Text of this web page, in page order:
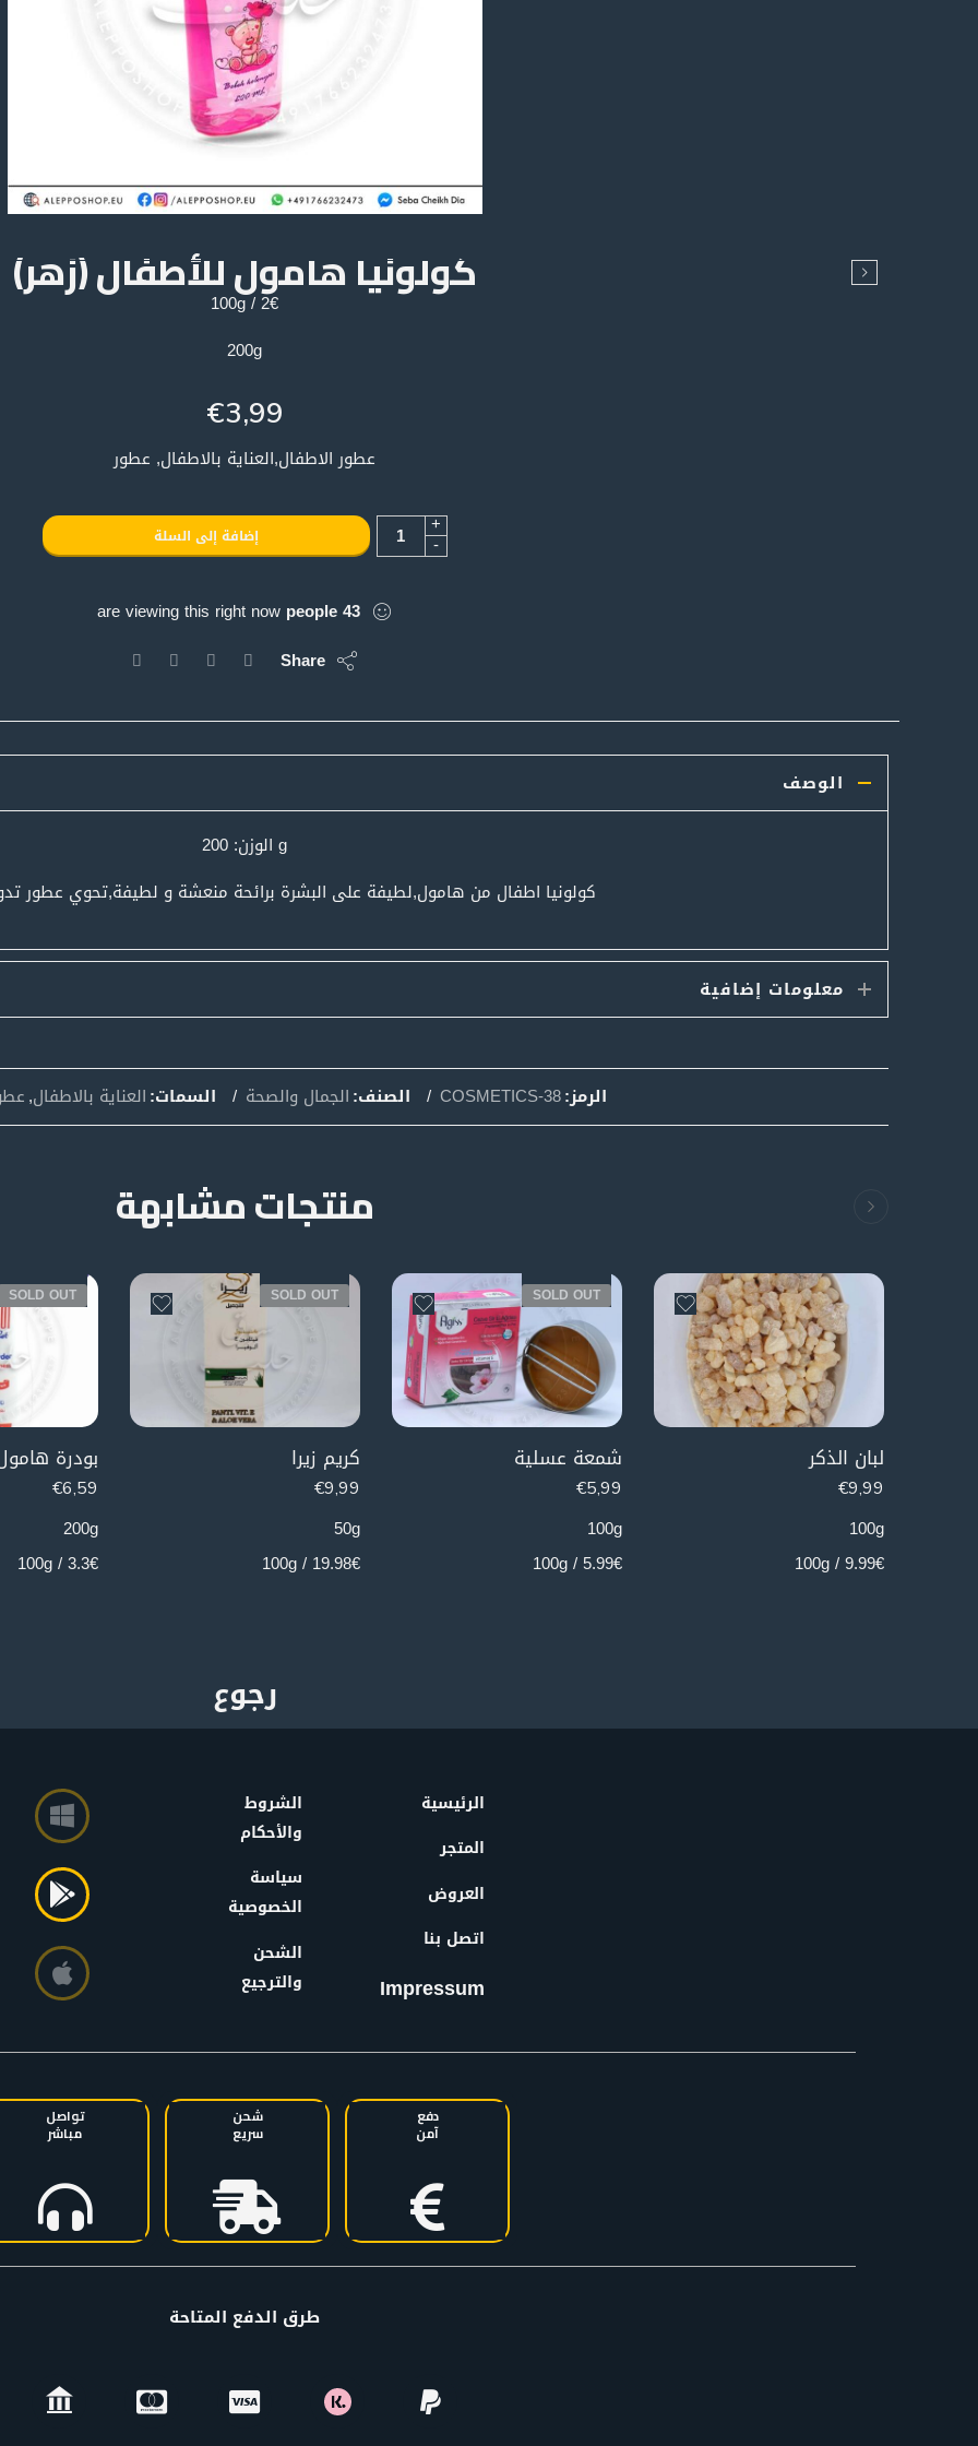
كولونيا هامول للأطفال (زهر)
2€ / 100g
200g
€3,99
عطور الاطفال,العناية بالاطفال, عطور
+
- إضافة إلى السلة
43
people
are viewing this right now
Share
الوصف
g الوزن: 200
كولونيا اطفال من هامول,لطيفة على البشرة برائحة منعشة و لطيفة,تحوي عطور
معلومات إضافية
الرمز:COSMETICS-38 الصنف:الجمال والصحة السمات:العناية بالاطفال,
منتجات مشابهة
لبان الذكر
€9,99
100g
9.99€ / 100g
SOLD OUT
شمعة عسلية
€5,99
100g
5.99€ / 100g
SOLD OUT
كريم زيرا
€9,99
50g
19.98€ / 100g
SOLD OUT
بودرة
€6,59
200g
3.3€ / 100g
الرئيسية
المتجر
العروض
اتصل بنا
Impressum
الشروط
والأحكام
سياسة
الخصوصية
الشحن
والترجيع
دفع
آمن
شحن
سريع
تواصل
مباشر
طرق الدفع المتاحة